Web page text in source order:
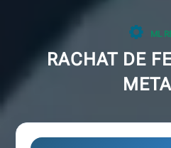
ML
RACHAT DE